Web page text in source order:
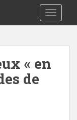
« en
de